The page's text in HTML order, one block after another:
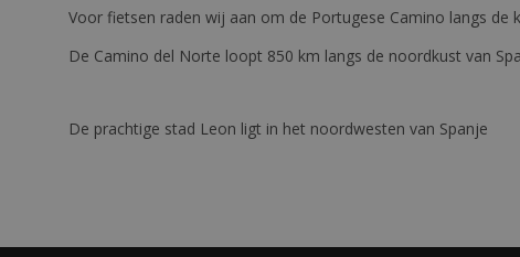
Voor fietsen raden wij aan om de Portugese Camino langs de
De Camino del Norte loopt 850 km langs de noordkust van
De prachtige stad Leon ligt in het noordwesten van Spanje